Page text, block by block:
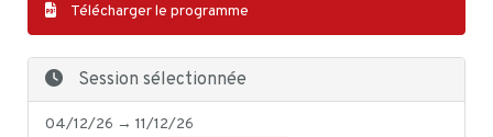
Télécharger le programme
Session sélectionnée
04/12/26 → 11/12/26